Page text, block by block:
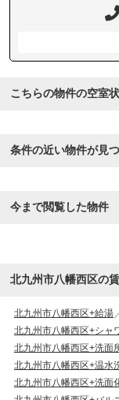
こちらの物件の空室
条件の近い物件が見
今まで閲覧した物件
北九州市八幡西区の
北九州市八幡西区+給湯
北九州市八幡西区+シャ
北九州市八幡西区+洗面
北九州市八幡西区+温水
北九州市八幡西区+洗面